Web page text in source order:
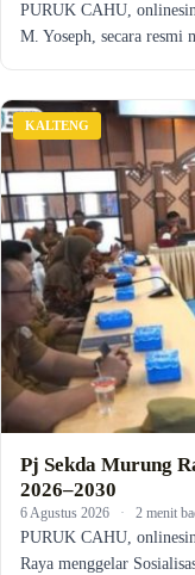
PURUK CAHU,
M. Yoseph, secara
KALTENG
Pj Sekda Murung
2026–2030
6 Agustus 2026 · 2 menit
PURUK CAHU,
Raya menggelar